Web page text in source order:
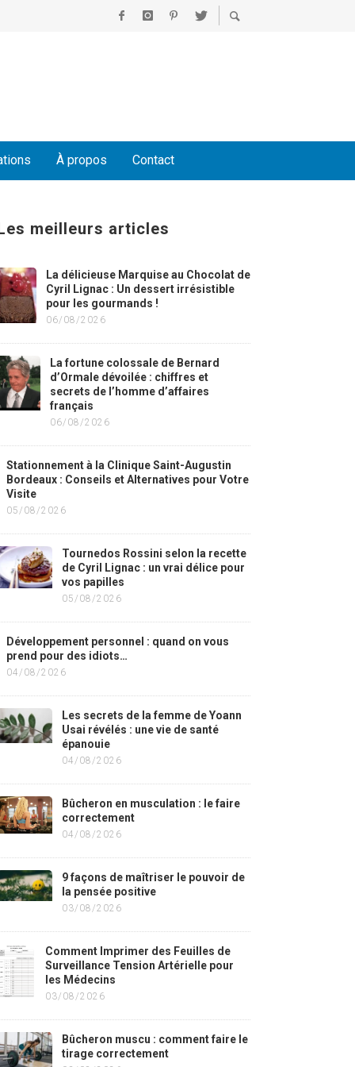
À propos Contact
meilleurs articles
La délicieuse Marquise au Chocolat de
Cyril Lignac : Un dessert irrésistible
pour les gourmands !
06/08/2026
La fortune colossale de Bernard
d’Ormale dévoilée : chiffres et
secrets de l’homme d’affaires
français
06/08/2026
Stationnement à la Clinique Saint-Augustin
Bordeaux : Conseils et Alternatives pour Votre
Visite
05/08/2026
Tournedos Rossini selon la recette
de Cyril Lignac : un vrai délice pour
vos papilles
05/08/2026
Développement personnel : quand on vous
prend pour des idiots…
04/08/2026
Les secrets de la femme de Yoann
Usai révélés : une vie de santé
épanouie
04/08/2026
Bûcheron en musculation : le faire
correctement
04/08/2026
9 façons de maîtriser le pouvoir de
la pensée positive
03/08/2026
Comment Imprimer des Feuilles de
Surveillance Tension Artérielle pour
les Médecins
03/08/2026
Bûcheron muscu : comment faire le
tirage correctement